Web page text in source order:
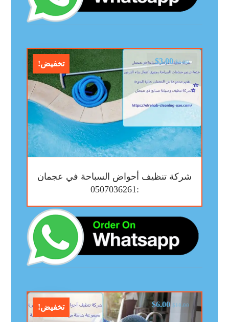
تخفيض!
شركة تنظيف أحواض السباحة في عجمان
:0507036261
$5.00
$3.00
تخفيض! $10.00
$6.00